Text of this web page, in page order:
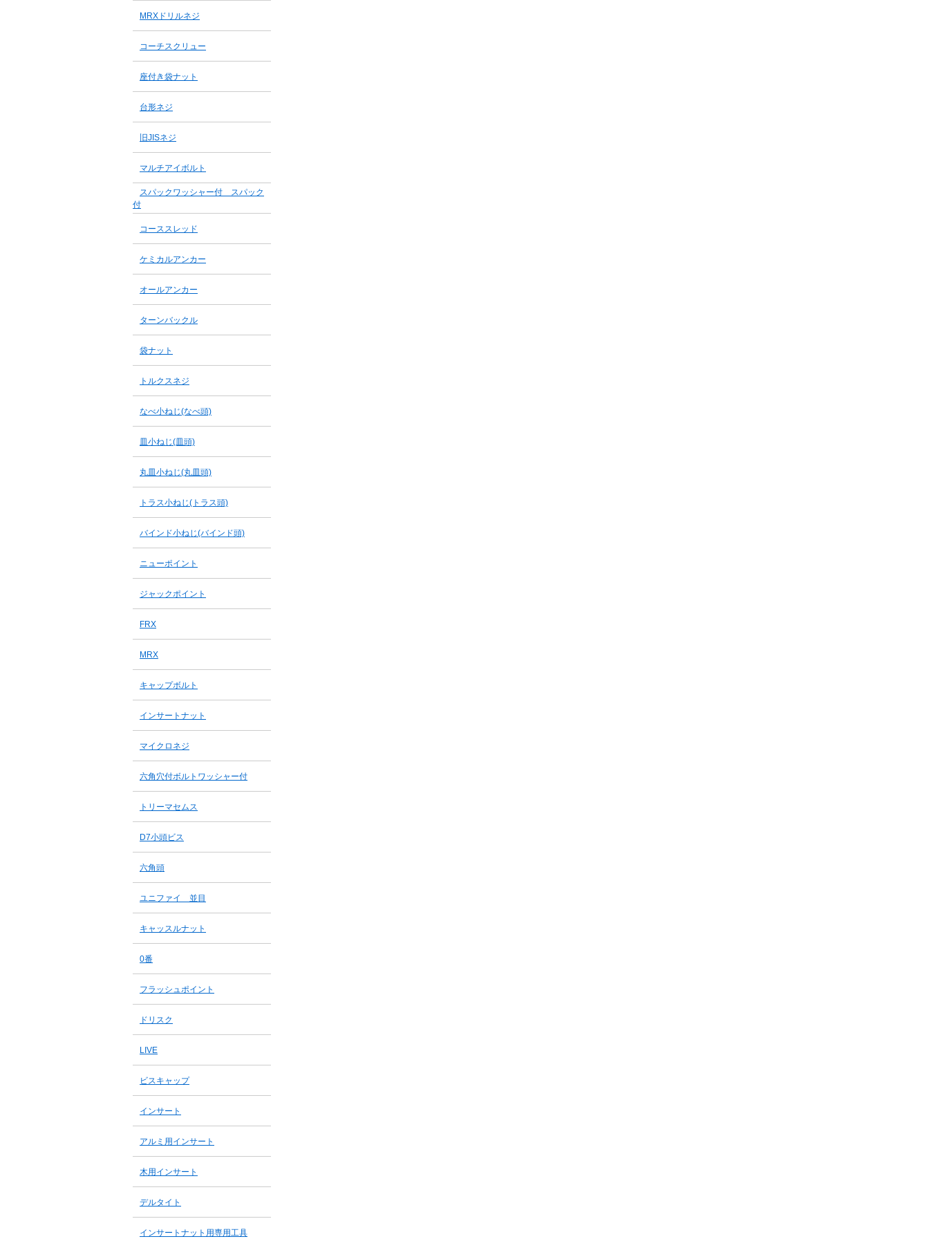
MRXドリルネジ
コーチスクリュー
座付き袋ナット
台形ネジ
旧JISネジ
マルチアイボルト
スパックワッシャー付 スパック
付
コーススレッド
ケミカルアンカー
オールアンカー
ターンバックル
袋ナット
トルクスネジ
なべ小ねじ(なべ頭)
皿小ねじ(皿頭)
丸皿小ねじ(丸皿頭)
トラス小ねじ(トラス頭)
バインド小ねじ(バインド頭)
ニューポイント
ジャックポイント
FRX
MRX
キャップボルト
インサートナット
マイクロネジ
六角穴付ボルトワッシャー付
トリーマセムス
D7小頭ビス
六角頭
ユニファイ 並目
キャッスルナット
0番
フラッシュポイント
ドリスク
LIVE
ビスキャップ
インサート
アルミ用インサート
木用インサート
デルタイト
インサートナット用専用工具